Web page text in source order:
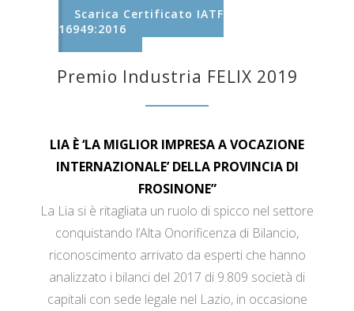
Scarica Certificato IATF
16949:2016
Premio Industria FELIX 2019
LIA È ‘LA MIGLIOR IMPRESA A VOCAZIONE
INTERNAZIONALE’ DELLA PROVINCIA DI
FROSINONE”
La Lia si è ritagliata un ruolo di spicco nel settore
conquistando l’Alta Onorificenza di Bilancio,
riconoscimento arrivato da esperti che hanno
analizzato i bilanci del 2017 di 9.809 società di
capitali con sede legale nel Lazio, in occasione